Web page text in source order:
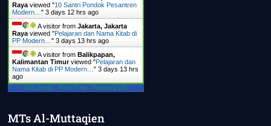
Raya viewed "10 Santri Pondok Pesantren
Modern…"3 days 12 hrs ago
A visitor fromJakarta, Jakarta
Raya viewed "Pelajaran dan Nama Kitab di
PP Modern…"3 days 13 hrs ago
A visitor fromBalikpapan,
Kalimantan Timurviewed "Pelajaran dan
Nama Kitab di PP Modern…"3 days 13 hrs
ago
Get Script Real Time Tracking ON
MTs Al-Muttaqien